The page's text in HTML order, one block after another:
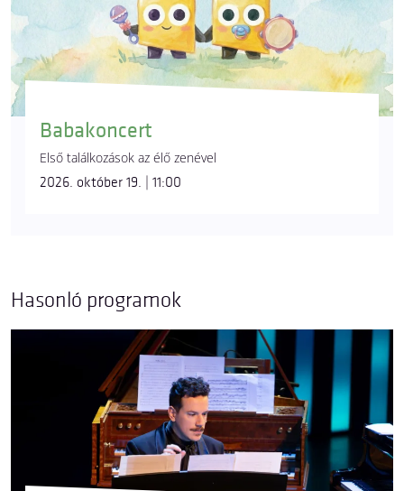
Babakoncert
Első találkozások az élő zenével
2026. október 19. | 11:00
Hasonló programok